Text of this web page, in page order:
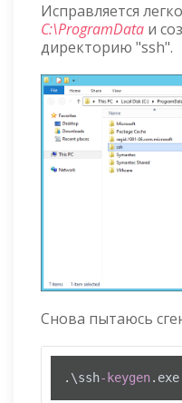
Исправляется
C:\ProgramData и
директорию "ssh".
Снова пытаюсь
.\ssh-keygen.exe